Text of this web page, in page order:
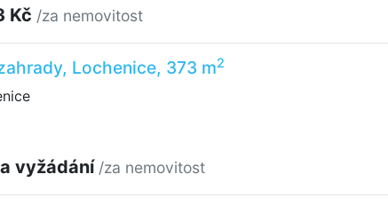
Kč /za nemovitost
Lochenice, 373 m2
vyžádání /za nemovitost